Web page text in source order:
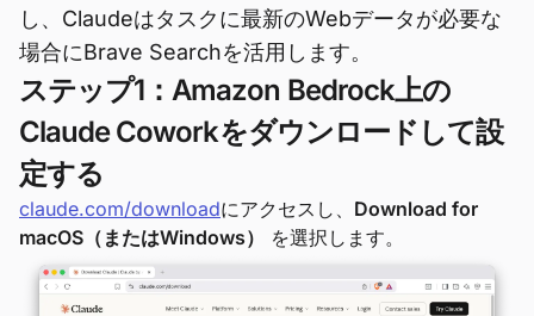
し、Claudeはタスクに最新のWebデータが必要な
場合にBrave Searchを活用します。
ステップ1：Amazon Bedrock上の
Claude Coworkをダウンロードして設
定する
claude.com/downloadにアクセスし、 Download for
macOS（またはWindows）
を選択します。